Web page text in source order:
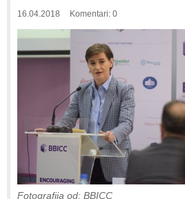
16.04.2018 Komentari: 0
Fotografija od: BBICC